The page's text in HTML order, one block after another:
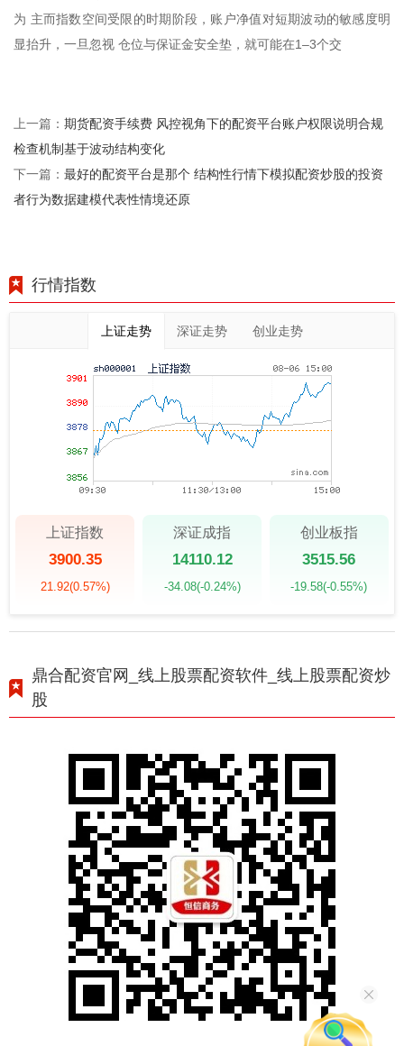
为 主而指数空间受限的时期阶段，账户净值对短期波动的敏感度明
显抬升，一旦忽视 仓位与保证金安全垫，就可能在1–3个交
上一篇： 期货配资手续费 风控视角下的配资平台账户权限说明合规
检查机制基于波动结构变化
下一篇： 最好的配资平台是那个 结构性行情下模拟配资炒股的投资
者行为数据建模代表性情境还原
行情指数
上证走势 深证走势 创业走势
上证指数
3900.35
21.92(0.57%)
深证成指
14110.12
-34.08(-0.24%)
创业板指
3515.56
-19.58(-0.55%)
鼎合配资官网_线上股票配资软件_线上股票配资炒
股